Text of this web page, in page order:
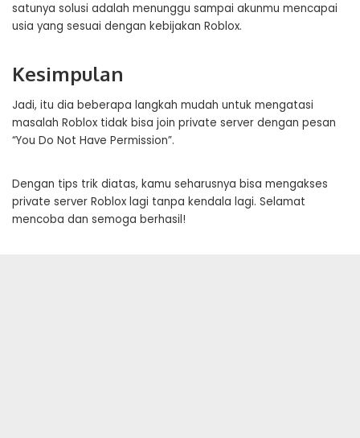
satunya solusi adalah menunggu sampai akunmu mencapai
usia yang sesuai dengan kebijakan Roblox.
Kesimpulan
Jadi, itu dia beberapa langkah mudah untuk mengatasi
masalah Roblox tidak bisa join private server dengan pesan
“You Do Not Have Permission”.
Dengan tips trik diatas, kamu seharusnya bisa mengakses
private server Roblox lagi tanpa kendala lagi. Selamat
mencoba dan semoga berhasil!